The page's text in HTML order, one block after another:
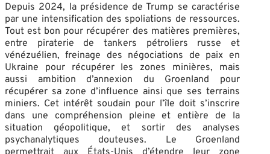
Depuis 2024, la présidence de Trump se caractérise
par une intensification des spoliations de ressources.
Tout est bon pour récupérer des matières premières,
entre piraterie de tankers pétroliers russe et
vénézuélien, freinage des négociations de paix en
Ukraine pour récupérer les zones minières, mais
aussi ambition d’annexion du Groenland pour
récupérer sa zone d’influence ainsi que ses terrains
miniers. Cet intérêt soudain pour l’île doit s’inscrire
dans une compréhension pleine et entière de la
situation géopolitique, et sortir des analyses
psychanalytiques douteuses. Le Groenland